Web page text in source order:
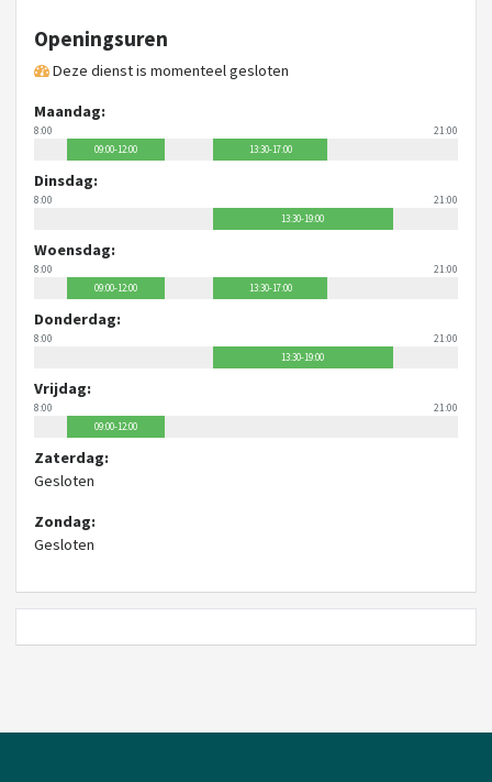
Openingsuren
Deze dienst is momenteel gesloten
Maandag:
8:00 21:00
09:00-12:00 13:30-17:00
Dinsdag:
8:00 21:00
13:30-19:00
Woensdag:
8:00 21:00
09:00-12:00 13:30-17:00
Donderdag:
8:00 21:00
13:30-19:00
Vrijdag:
8:00 21:00
09:00-12:00
Zaterdag:
Gesloten
Zondag:
Gesloten